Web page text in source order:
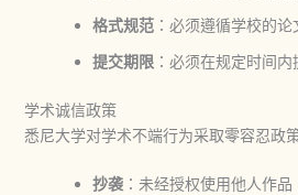
格式规范：必须遵循学校的论
提交期限：必须在规定时间内
学术诚信政策
悉尼大学对学术不端行为采取零容忍政
抄袭：未经授权使用他人作品